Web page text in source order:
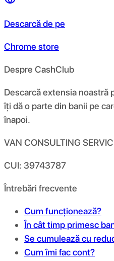
Descarcă de pe
Chrome store
Despre CashClub
Descarcă extensia noastră
îți dă o parte din banii pe
înapoi.
VAN CONSULTING
CUI: 39743787
Întrebări frecvente
Cum funcționează?
În cât timp primesc
Se cumulează cu
Cum îmi fac cont?